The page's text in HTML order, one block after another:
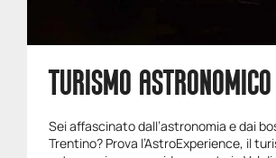
TURISMO ASTRONOMICO
Sei affascinato dall’astronomia e dai
Trentino? Prova l’AstroExperience, il